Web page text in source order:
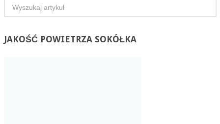
JAKOŚĆPOWIETRZA SOKÓŁKA